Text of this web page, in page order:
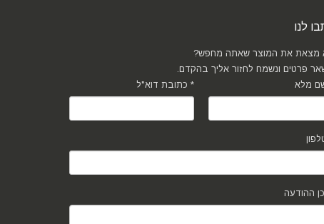
לנו
מצאת את המוצר שאתה מחפש?
פרטים ונשמח לחזור אליך בהקדם.
כתובת דוא"ל *
ההודעה